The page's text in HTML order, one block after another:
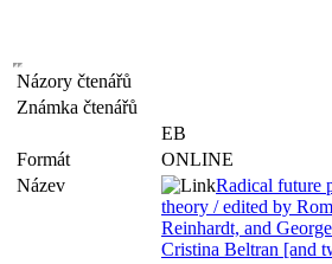
Názory čtenářů
Známka čtenářů
EB
Formát
ONLINE
Název
Radical future
theory / edited by
Reinhardt, and
Cristina Beltran [and